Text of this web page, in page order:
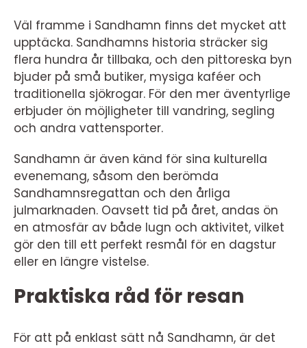
Väl framme i Sandhamn finns det mycket att
upptäcka. Sandhamns historia sträcker sig
flera hundra år tillbaka, och den pittoreska byn
bjuder på små butiker, mysiga kaféer och
traditionella sjökrogar. För den mer äventyrlige
erbjuder ön möjligheter till vandring, segling
och andra vattensporter.
Sandhamn är även känd för sina kulturella
evenemang, såsom den berömda
Sandhamnsregattan och den årliga
julmarknaden. Oavsett tid på året, andas ön
en atmosfär av både lugn och aktivitet, vilket
gör den till ett perfekt resmål för en dagstur
eller en längre vistelse.
Praktiska råd för resan
För att på enklast sätt nå Sandhamn, är det